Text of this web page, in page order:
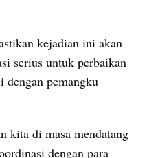
kejadian ini akan
serius untuk perbaikan
dengan pemangku
kita di masa mendatang
dengan para